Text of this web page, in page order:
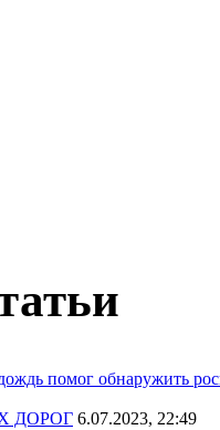
помог обнаружить
ДОРОГ 6.07.2023, 22:49